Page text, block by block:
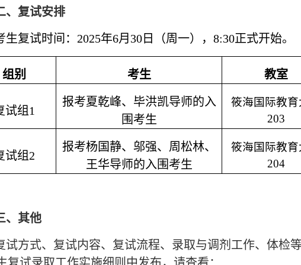
、复试安排
生复试时间：2025年6月30日（周一），8:30正式开始。
组别 考生 教室
试组1
报考夏乾峰、毕洪凯导师的入
围考生
筱海国际教育
203
试组2
报考杨国静、邬强、周松林、
王华导师的入围考生
筱海国际教育
204
、其他
试方式、复试内容、复试流程、录取与调剂工作、体检